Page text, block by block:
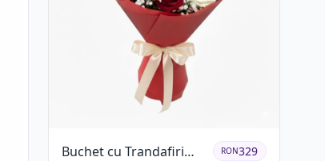
Buchet cu Trandafiri
RON329